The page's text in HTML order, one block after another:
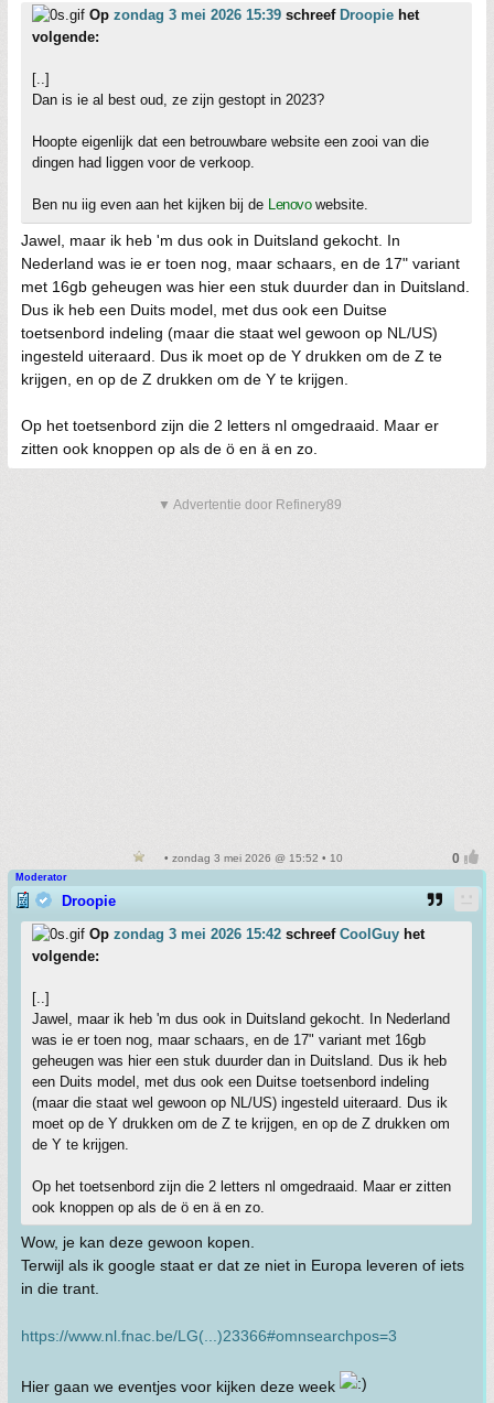
Op zondag 3 mei 2026 15:39 schreef Droopie het
volgende:
[..]
Dan is ie al best oud, ze zijn gestopt in 2023?
Hoopte eigenlijk dat een betrouwbare website een zooi van die
dingen had liggen voor de verkoop.
Ben nu iig even aan het kijken bij de Lenovowebsite.
Jawel, maar ik heb 'm dus ook in Duitsland gekocht. In
Nederland was ie er toen nog, maar schaars, en de 17" variant
met 16gb geheugen was hier een stuk duurder dan in Duitsland.
Dus ik heb een Duits model, met dus ook een Duitse
toetsenbord indeling (maar die staat wel gewoon op NL/US)
ingesteld uiteraard. Dus ik moet op de Y drukken om de Z te
krijgen, en op de Z drukken om de Y te krijgen.
Op het toetsenbord zijn die 2 letters nl omgedraaid. Maar er
zitten ook knoppen op als de ö en ä en zo.
▼ Advertentie door Refinery89
• zondag 3 mei 2026 @ 15:52 • 10
Moderator
Droopie
Op zondag 3 mei 2026 15:42 schreef CoolGuy het
volgende:
[..]
Jawel, maar ik heb 'm dus ook in Duitsland gekocht. In Nederland
was ie er toen nog, maar schaars, en de 17" variant met 16gb
geheugen was hier een stuk duurder dan in Duitsland. Dus ik heb
een Duits model, met dus ook een Duitse toetsenbord indeling
(maar die staat wel gewoon op NL/US) ingesteld uiteraard. Dus ik
moet op de Y drukken om de Z te krijgen, en op de Z drukken om
de Y te krijgen.
Op het toetsenbord zijn die 2 letters nl omgedraaid. Maar er zitten
ook knoppen op als de ö en ä en zo.
Wow, je kan deze gewoon kopen.
Terwijl als ik google staat er dat ze niet in Europa leveren of iets
in die trant.
https://www.nl.fnac.be/LG(...)23366#omnsearchpos=3
Hier gaan we eventjes voor kijken deze week